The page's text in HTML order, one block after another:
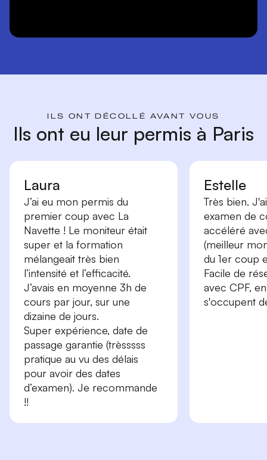
ILS ONT DÉCOLLÉ AVANT VOUS
Ils ont eu leur permis à Paris
Laura
J’ai eu mon permis du
premier coup avec La
Navette ! Le moniteur était
super et la formation
mélangeait très bien
l’intensité et l’efficacité.
J’avais en moyenne 3h de
cours par jour, sur une
dizaine de jours.
Super expérience, date de
passage garantie (trèsssss
pratique au vu des délais
pour avoir des dates
d’examen). Je recommande
!!
Estelle
Très bien.
examen de
accéléré
(meilleur
du 1er coup
Facile de
avec CPF,
s'occupent